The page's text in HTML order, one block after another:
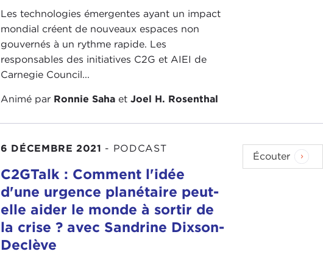
Les technologies émergentes ayant un impact
mondial créent de nouveaux espaces non
gouvernés à un rythme rapide. Les
responsables des initiatives C2G et AIEI de
Carnegie Council...
Animé par Ronnie Saha etJoel H. Rosenthal
6 DÉCEMBRE 2021 - PODCAST
C2GTalk : Comment l'idée
d'une urgence planétaire peut-
elle aider le monde à sortir de
la crise ? avec Sandrine Dixson-
Declève
Écouter